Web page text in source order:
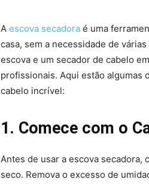
A escova secadora é uma
casa, sem a necessidade de
escova e um secador de cabelo
profissionais. Aqui estão algumas
cabelo incrível:
1. Comece com o
Antes de usar a escova
seco. Remova o excesso de